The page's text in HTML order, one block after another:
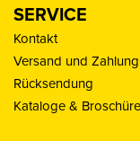
SERVICE
Kontakt
Versand und Zahlung
Rücksendung
Kataloge &